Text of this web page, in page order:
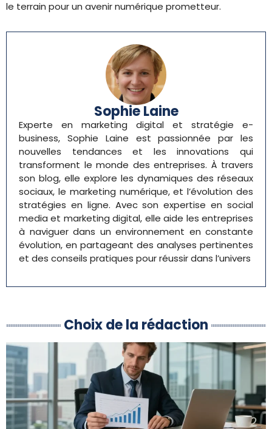
le terrain pour un avenir numérique prometteur.
Sophie Laine
Experte en marketing digital et stratégie e-
business, Sophie Laine est passionnée par les
nouvelles tendances et les innovations qui
transforment le monde des entreprises. À travers
son blog, elle explore les dynamiques des réseaux
sociaux, le marketing numérique, et l’évolution des
stratégies en ligne. Avec son expertise en social
media et marketing digital, elle aide les entreprises
à naviguer dans un environnement en constante
évolution, en partageant des analyses pertinentes
et des conseils pratiques pour réussir dans l’univers
Choix de la rédaction